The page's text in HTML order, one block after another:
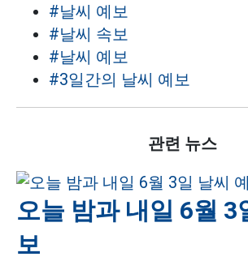
#날씨 예보
#날씨 속보
#날씨 예보
#3일간의 날씨 예보
관련 뉴스
오늘 밤과 내일 6월 3
보